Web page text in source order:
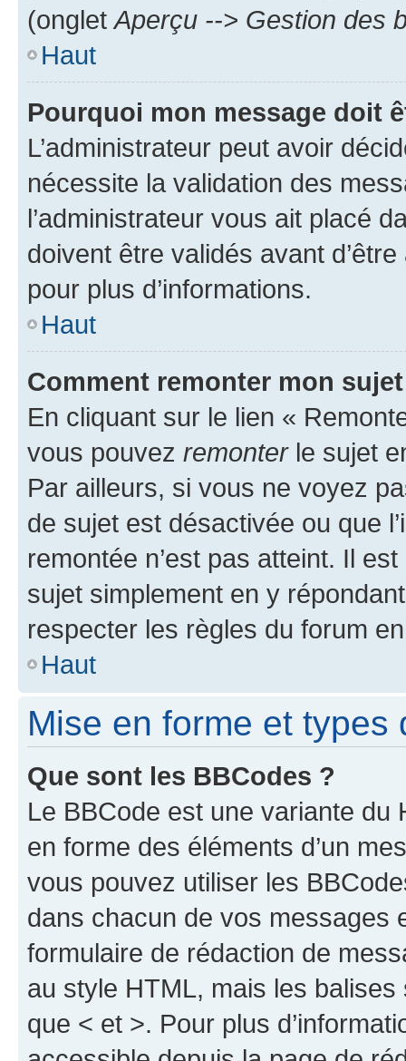
(onglet Aperçu --> Gestion des
Haut
Pourquoi mon message doit
L’administrateur peut avoir
nécessite la validation des
l’administrateur vous ait placé
doivent être validés avant
pour plus d’informations.
Haut
Comment remonter mon
En cliquant sur le lien «
vous pouvez remonterle sujet
Par ailleurs, si vous ne voyez
de sujet est désactivée ou que
remontée n’est pas atteint. Il
sujet simplement en y
respecter les règles du forum
Haut
Mise en forme et types
Que sont les BBCodes ?
Le BBCode est une variante du
en forme des éléments d’un
vous pouvez utiliser les
dans chacun de vos messages
formulaire de rédaction de
au style HTML, mais les
que < et >. Pour plus